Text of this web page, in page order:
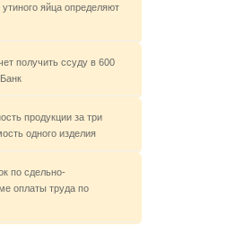
яйца определяют
получить ссуду в 600
продукции за три
одного изделия
по сдельно-
оплаты труда по